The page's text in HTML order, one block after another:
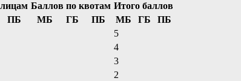
Баллов по квотам Итого баллов
ПБ МБ ГБ ПБ МБ ГБ
ПБ
5
4
3
2